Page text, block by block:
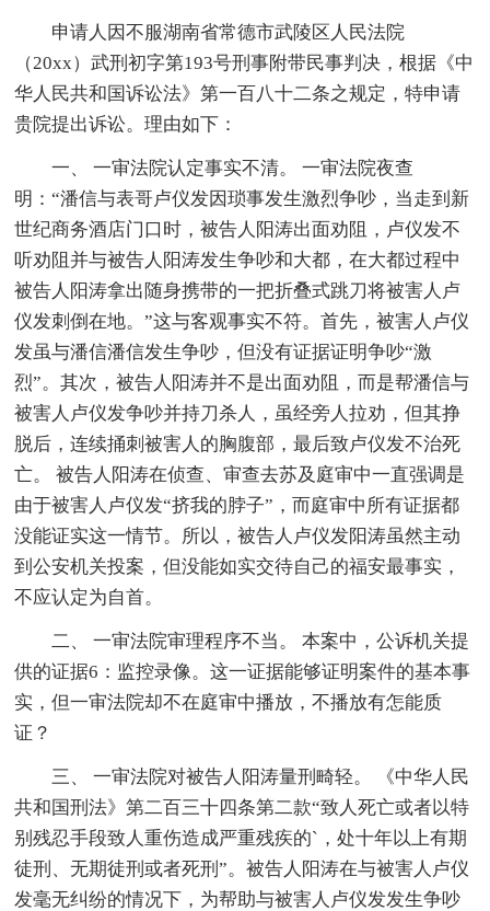
申请人因不服湖南省常德市武陵区人民法院
（20xx）武刑初字第193号刑事附带民事判决，根据《中
华人民共和国诉讼法》第一百八十二条之规定，特申请
贵院提出诉讼。理由如下：
一、 一审法院认定事实不清。 一审法院夜查
明：“潘信与表哥卢仪发因琐事发生激烈争吵，当走到新
世纪商务酒店门口时，被告人阳涛出面劝阻，卢仪发不
听劝阻并与被告人阳涛发生争吵和大都，在大都过程中
被告人阳涛拿出随身携带的一把折叠式跳刀将被害人卢
仪发刺倒在地。”这与客观事实不符。首先，被害人卢仪
发虽与潘信潘信发生争吵，但没有证据证明争吵“激
烈”。其次，被告人阳涛并不是出面劝阻，而是帮潘信与
被害人卢仪发争吵并持刀杀人，虽经旁人拉劝，但其挣
脱后，连续捅刺被害人的胸腹部，最后致卢仪发不治死
亡。 被告人阳涛在侦查、审查去苏及庭审中一直强调是
由于被害人卢仪发“挤我的脖子”，而庭审中所有证据都
没能证实这一情节。所以，被告人卢仪发阳涛虽然主动
到公安机关投案，但没能如实交待自己的福安最事实，
不应认定为自首。
二、 一审法院审理程序不当。 本案中，公诉机关提
供的证据6：监控录像。这一证据能够证明案件的基本事
实，但一审法院却不在庭审中播放，不播放有怎能质
证？
三、 一审法院对被告人阳涛量刑畸轻。 《中华人民
共和国刑法》第二百三十四条第二款“致人死亡或者以特
别残忍手段致人重伤造成严重残疾的`，处十年以上有期
徒刑、无期徒刑或者死刑”。被告人阳涛在与被害人卢仪
发毫无纠纷的情况下，为帮助与被害人卢仪发发生争吵